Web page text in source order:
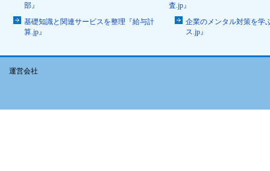
部』
査.jp』
基礎知識と関連サービスを整理『給与計
算.jp』
企業のメンタル対策を学
ス.jp』
運営会社